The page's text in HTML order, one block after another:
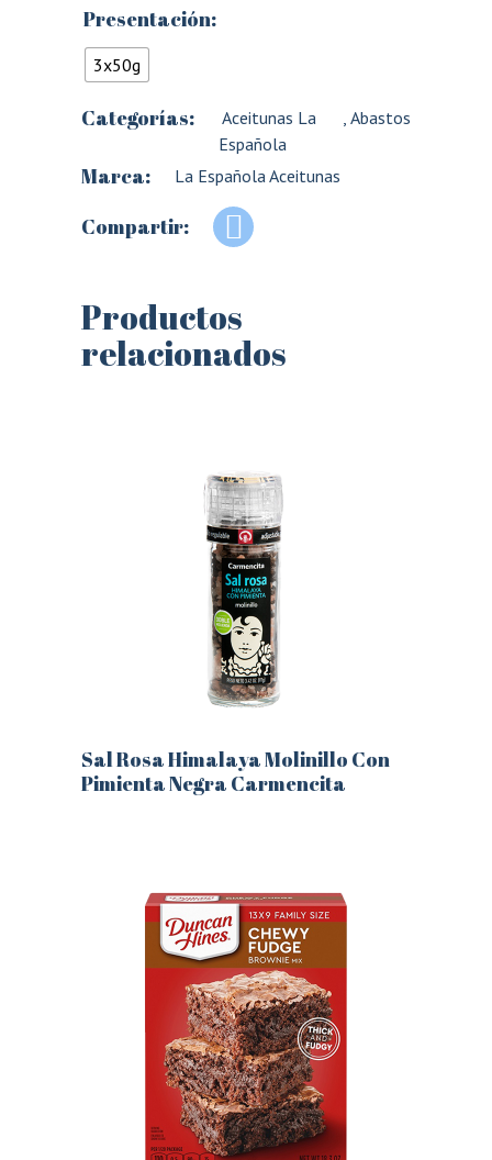
Presentación:
3x50g
Categorías:
Aceitunas La
Española
, Abastos
Marca: La Española Aceitunas
Compartir:
Productos
relacionados
Sal Rosa Himalaya Molinillo Con
Pimienta Negra Carmencita
variantes.
Las
opciones
se
pueden
elegir
en
la
página
de
producto